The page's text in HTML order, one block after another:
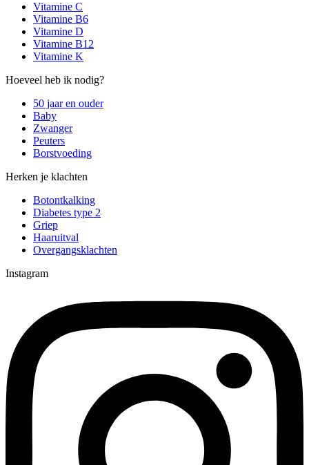
Vitamine C
Vitamine B6
Vitamine D
Vitamine B12
Vitamine K
Hoeveel heb ik nodig?
50 jaar en ouder
Baby
Zwanger
Peuters
Borstvoeding
Herken je klachten
Botontkalking
Diabetes type 2
Griep
Haaruitval
Overgangsklachten
Instagram